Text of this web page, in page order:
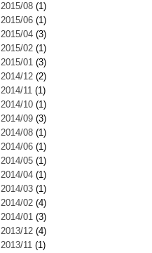
2015/08 (1)
2015/06 (1)
2015/04 (3)
2015/02 (1)
2015/01 (3)
2014/12 (2)
2014/11 (1)
2014/10 (1)
2014/09 (3)
2014/08 (1)
2014/06 (1)
2014/05 (1)
2014/04 (1)
2014/03 (1)
2014/02 (4)
2014/01 (3)
2013/12 (4)
2013/11 (1)